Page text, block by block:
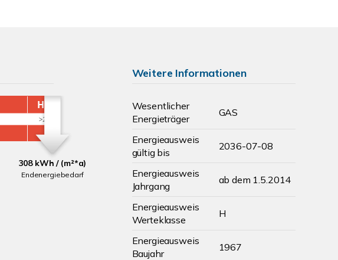
308 kWh / (m²*a)
Endenergiebedarf
Weitere Informationen
Wesentlicher
Energieträger
GAS
Energieausweis
gültig bis
2036-07-08
Energieausweis
Jahrgang
ab dem 1.5.2014
Energieausweis
Werteklasse
H
Energieausweis
Baujahr
1967